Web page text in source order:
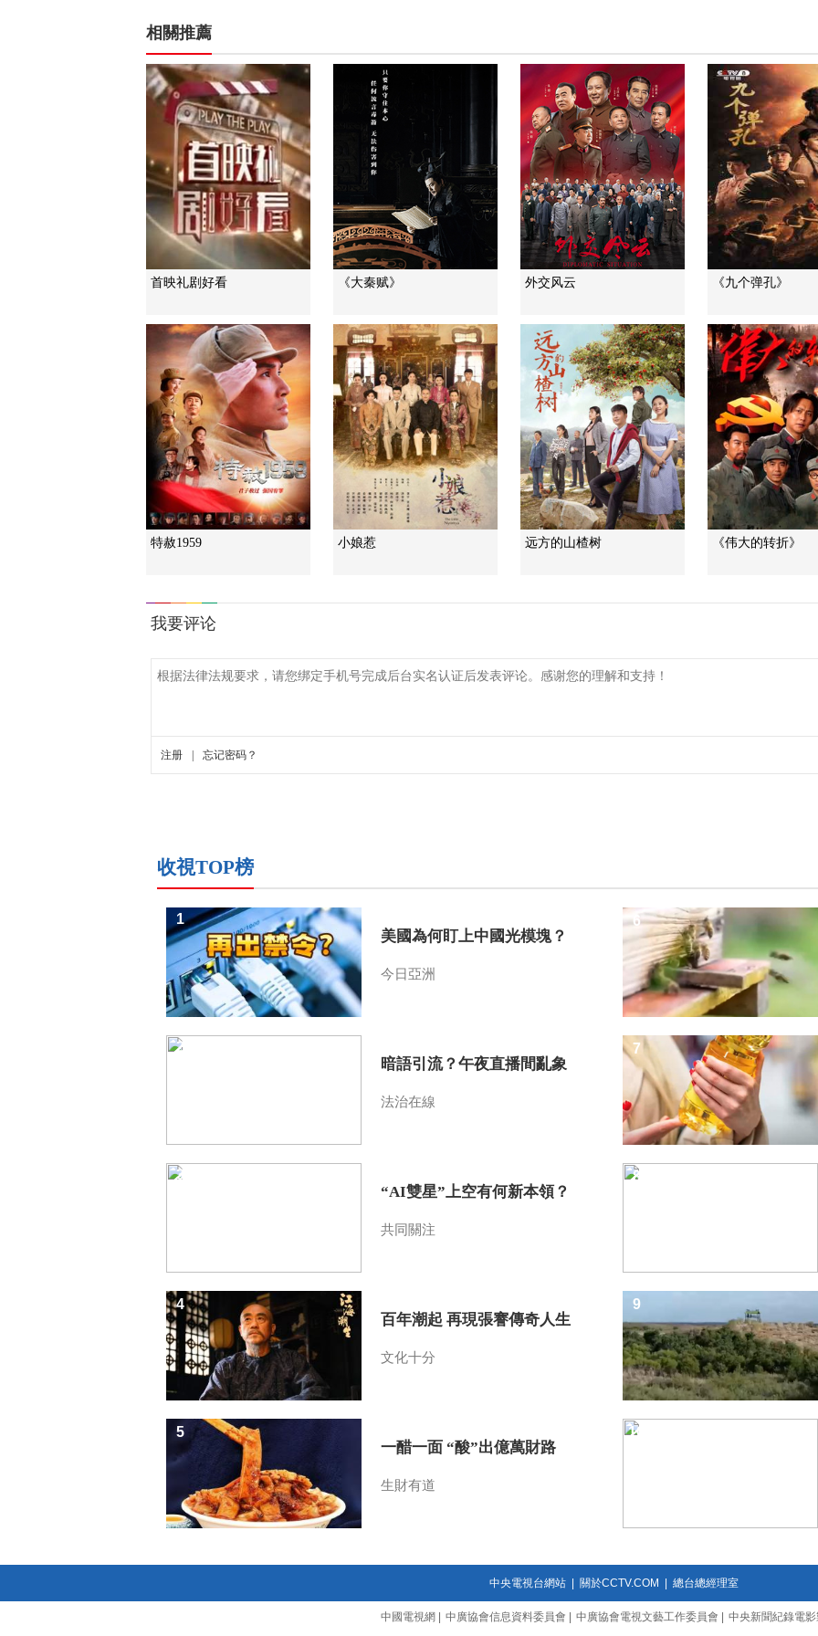
相關推薦
首映礼剧好看 《大秦赋》 外交风云 《九个弹孔》
特赦1959 小娘惹 远方的山楂树 《伟大的转折》
收視TOP榜
美國為何盯上中國光模塊？
今日亞洲
1
暗語引流？午夜直播間亂象
法治在線
2
“AI雙星”上空有何新本領？
共同關注
3
百年潮起 再現張謇傳奇人生
文化十分
4
一醋一面 “酸”出億萬財路
生財有道
5
6
7
8
9
10
中央電視台網站| 關於CCTV.COM 總台總經理室
中國電視網 中廣協會信息資料委員會 中廣協會電視文藝工作委員會 中央新聞紀錄電